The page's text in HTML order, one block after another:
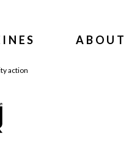
ABOUT
action